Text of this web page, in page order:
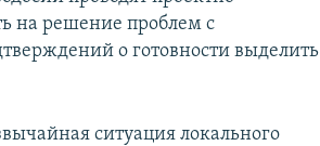
на решение проблем с
о готовности выделить
ситуация локального